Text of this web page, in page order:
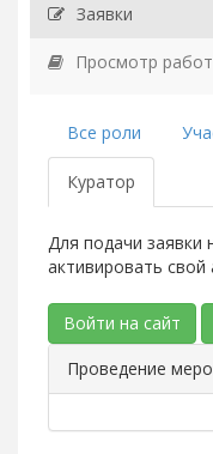
Заявки
Просмотр работ
Все роли
Куратор
Для подачи заявки
активировать свой
Войти на сайт
Проведение